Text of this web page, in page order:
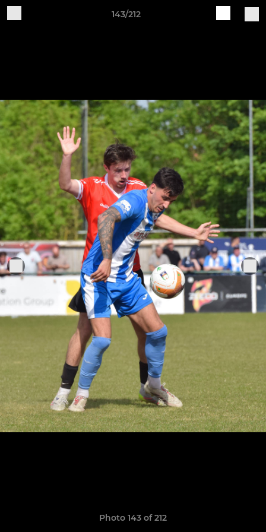
143/212
Photo 143 of 212